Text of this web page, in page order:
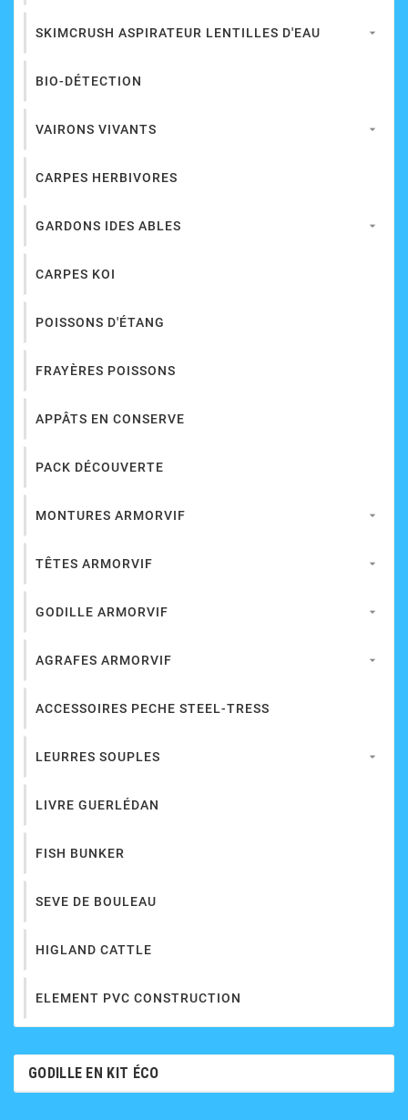
SKIMCRUSH ASPIRATEUR LENTILLES D'EAU 
BIO-DÉTECTION
VAIRONS VIVANTS 
CARPES HERBIVORES
GARDONS IDES ABLES 
CARPES KOI
POISSONS D'ÉTANG
FRAYÈRES POISSONS
APPÂTS EN CONSERVE
PACK DÉCOUVERTE
MONTURES ARMORVIF 
TÊTES ARMORVIF 
GODILLE ARMORVIF 
AGRAFES ARMORVIF 
ACCESSOIRES PECHE STEEL-TRESS
LEURRES SOUPLES 
LIVRE GUERLÉDAN
FISH BUNKER
SEVE DE BOULEAU
HIGLAND CATTLE
ELEMENT PVC CONSTRUCTION
GODILLE EN KIT ÉCO